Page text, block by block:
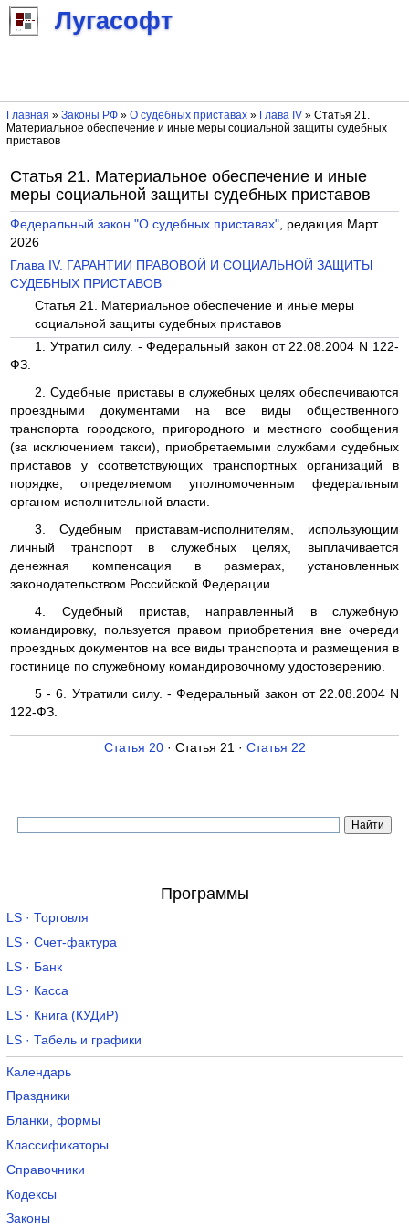
Лугасофт
Главная » Законы РФ» О судебных приставах» Глава IV» Статья 21.
Материальное обеспечение и иные меры социальной защиты судебных
приставов
Статья 21. Материальное обеспечение и иные
меры социальной защиты судебных приставов
Федеральный закон "О судебных приставах", редакция Март
2026
Глава IV. ГАРАНТИИ ПРАВОВОЙ И СОЦИАЛЬНОЙ ЗАЩИТЫ
СУДЕБНЫХ ПРИСТАВОВ
Статья 21. Материальное обеспечение и иные меры
социальной защиты судебных приставов
1. Утратил силу. - Федеральный закон от 22.08.2004 N 122-
ФЗ.
2. Судебные приставы в служебных целях обеспечиваются
проездными документами на все виды общественного
транспорта городского, пригородного и местного сообщения
(за исключением такси), приобретаемыми службами судебных
приставов у соответствующих транспортных организаций в
порядке, определяемом уполномоченным федеральным
органом исполнительной власти.
3. Судебным приставам-исполнителям, использующим
личный транспорт в служебных целях, выплачивается
денежная компенсация в размерах, установленных
законодательством Российской Федерации.
4. Судебный пристав, направленный в служебную
командировку, пользуется правом приобретения вне очереди
проездных документов на все виды транспорта и размещения в
гостинице по служебному командировочному удостоверению.
5 - 6. Утратили силу. - Федеральный закон от 22.08.2004 N
122-ФЗ.
Статья 20· Статья 21 · Статья 22
Программы
LS · Торговля
LS · Счет-фактура
LS · Банк
LS · Касса
LS · Книга (КУДиР)
LS · Табель и графики
Календарь
Праздники
Бланки, формы
Классификаторы
Справочники
Кодексы
Законы